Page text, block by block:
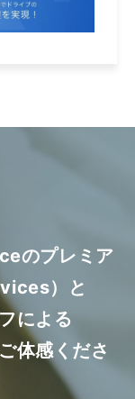
のプレミア
）と
による
体感くださ